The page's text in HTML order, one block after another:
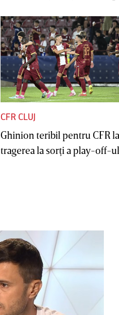
CFR CLUJ
Ghinion teribil pentru CFR la
tragerea la sorţi a play-off-